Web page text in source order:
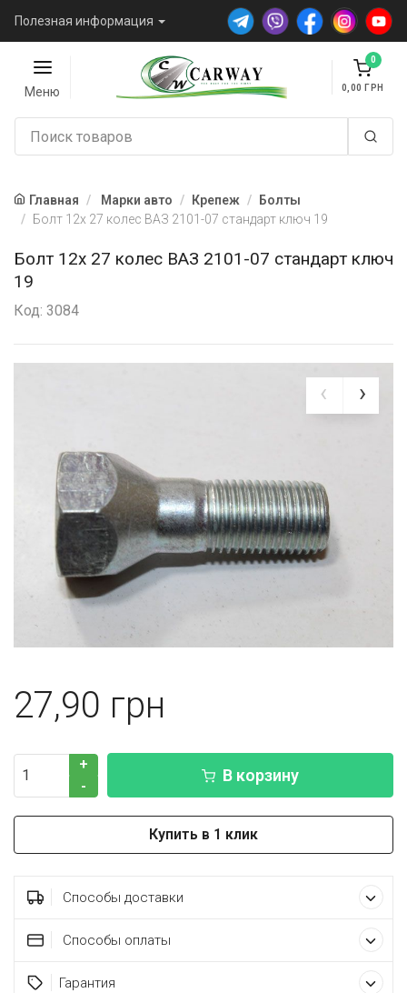
Полезная информация
Меню
0
0,00
Главная Марки авто Крепеж
Болты
Болт 12х 27 колес ВАЗ 2101-07 стандарт ключ 19
Болт 12х 27 колес ВАЗ 2101-07 стандарт ключ
19
Код: 3084
27,90
+
-
В корзину
Купить в 1 клик
Способы доставки
Способы оплаты
Гарантия